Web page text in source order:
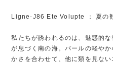
Ligne-J86 Ete Volupte ： 夏の
私たちが誘われるのは、魅惑的
が息づく南の海。パールの軽や
かさを合わせて、他に類を見な